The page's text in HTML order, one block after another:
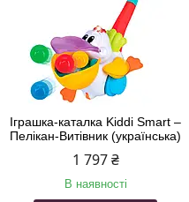
Іграшка-каталка Kiddi Smart –
Пелікан-Витівник (українська)
1 797 ₴
В наявності